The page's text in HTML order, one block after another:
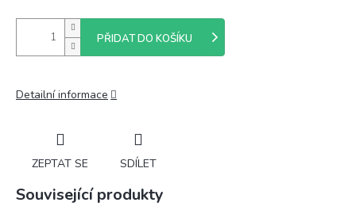
PŘIDAT DO KOŠÍKU
Detailní informace
ZEPTAT SE SDÍLET
Související produkty